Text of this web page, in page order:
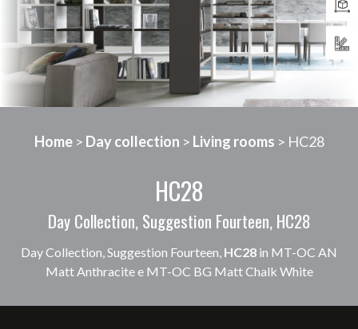
Home> Day collection > Living rooms > HC28
HC28
Day Collection, Suggestion Fourteen, HC28
Day Collection, Suggestion Fourteen, HC28 in MT-OC AN
Matt Anthracite e MT-OC BG Matt Chalk White